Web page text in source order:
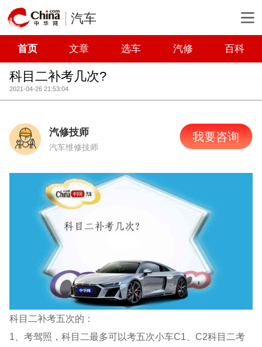
汽车
首页 文章 选车 汽修 百科
科目二补考几次?
2021-04-26 21:53:04
汽修技师
汽车维修技师
我要咨询
科目二补考五次的：
1、考驾照，科目二最多可以考五次小车C1、C2科目二考